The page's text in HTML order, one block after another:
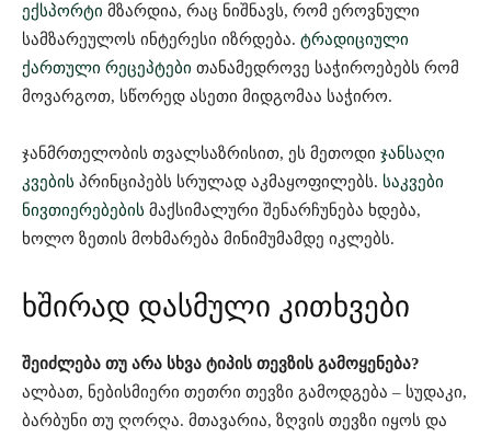
ექსპორტი მზარდია, რაც ნიშნავს, რომ ეროვნული
სამზარეულოს ინტერესი იზრდება. ტრადიციული
ქართული რეცეპტები თანამედროვე საჭიროებებს რომ
მოვარგოთ, სწორედ ასეთი მიდგომაა საჭირო.
ჯანმრთელობის თვალსაზრისით, ეს მეთოდი ჯანსაღი
კვების პრინციპებს სრულად აკმაყოფილებს. საკვები
ნივთიერებების მაქსიმალური შენარჩუნება ხდება,
ხოლო ზეთის მოხმარება მინიმუმამდე იკლებს.
ხშირად დასმული კითხვები
შეიძლება თუ არა სხვა ტიპის თევზის გამოყენება?
ალბათ, ნებისმიერი თეთრი თევზი გამოდგება – სუდაკი,
ბარბუნი თუ ღორღა. მთავარია, ზღვის თევზი იყოს და